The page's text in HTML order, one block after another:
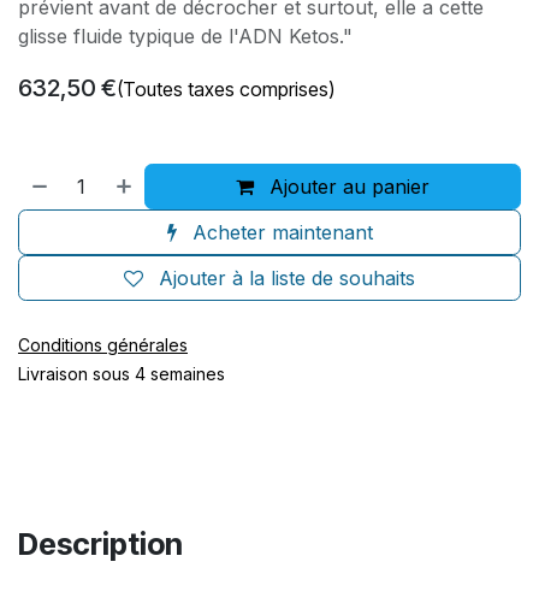
prévient avant de décrocher et surtout, elle a cette
glisse fluide typique de l'ADN Ketos."
632,50 €(Toutes taxes comprises)
Ajouter au panier
Acheter maintenant
Ajouter à la liste de souhaits
Conditions générales
Livraison sous 4 semaines
Description